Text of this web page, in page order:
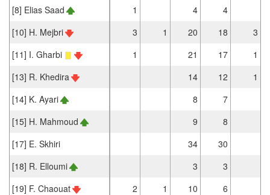
[8] Elias Saad 1 4
4
[10] H. Mejbri
3 1 20 18
3
[11] I. Gharbi
1 21 17
1
[13] R. Khedira
14 12
1
[14] K. Ayari
8
7
[15] H. Mahmoud
9
8
[17] E. Skhiri
34
30
[18] R. Elloumi
3
3
[19] F. Chaouat
2 1 10
6